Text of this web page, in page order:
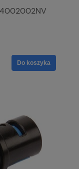
4002002NV
Do koszyka